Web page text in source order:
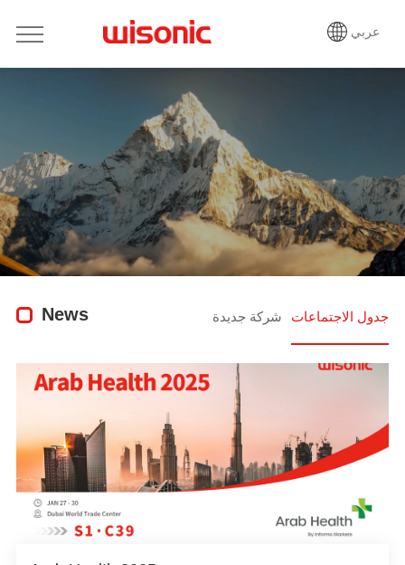
عربي
News شركة جديدة جدول الاجتماعات